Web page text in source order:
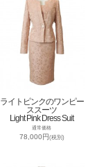
ライトピンクのワンピー
ススーツ
Light Pink Dress Suit
通常価格
78,000円(税別)